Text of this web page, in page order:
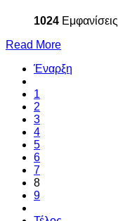
1024 Εμφανίσεις
Read More
Έναρξη
1
2
3
4
5
6
7
8
9